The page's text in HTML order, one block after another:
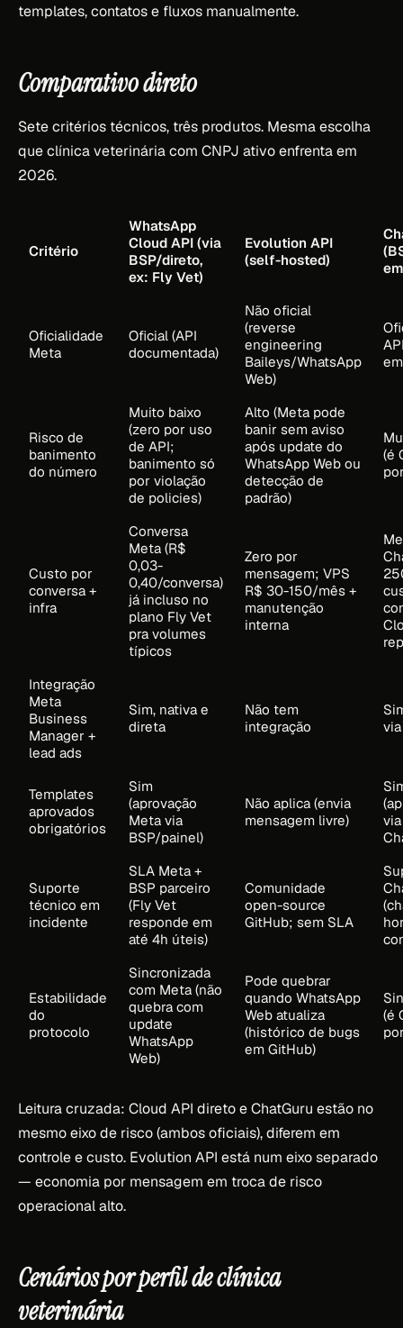
templates, contatos e fluxos manualmente.
Comparativo direto
Sete critérios técnicos, três produtos. Mesma escolha
que clínica veterinária com CNPJ ativo enfrenta em
2026.
Critério
WhatsApp
Cloud API (via
BSP/direto,
ex: Fly Vet)
Evolution API
(self-hosted)
Oficialidade
Meta
Oficial (API
documentada)
Não oficial
(reverse
engineering
Baileys/WhatsApp
Web)
Risco de
banimento
do número
Muito baixo
(zero por uso
de API;
banimento só
por violação
de policies)
Alto (Meta pode
banir sem aviso
após update do
WhatsApp Web ou
detecção de
padrão)
(é
Custo por
conversa +
infra
Conversa
Meta (R$
0,03-
0,40/conversa)
já incluso no
plano Fly Vet
pra volumes
típicos
Zero por
mensagem; VPS
R$ 30-150/mês +
manutenção
interna
Integração
Meta
Business
Manager +
lead ads
Sim, nativa e
direta
Não tem
integração
Templates
aprovados
obrigatórios
Sim
(aprovação
Meta via
BSP/painel)
Não aplica (envia
mensagem livre)
Suporte
técnico em
incidente
SLA Meta +
BSP parceiro
(Fly Vet
responde em
até 4h úteis)
Comunidade
open-source
GitHub; sem SLA
Estabilidade
do
protocolo
Sincronizada
com Meta (não
quebra com
update
WhatsApp
Web)
Pode quebrar
quando WhatsApp
Web atualiza
(histórico de bugs
em GitHub)
(é
Leitura cruzada: Cloud API direto e ChatGuru estão no
mesmo eixo de risco (ambos oficiais), diferem em
controle e custo. Evolution API está num eixo separado
— economia por mensagem em troca de risco
operacional alto.
Cenários por perfil de clínica
veterinária